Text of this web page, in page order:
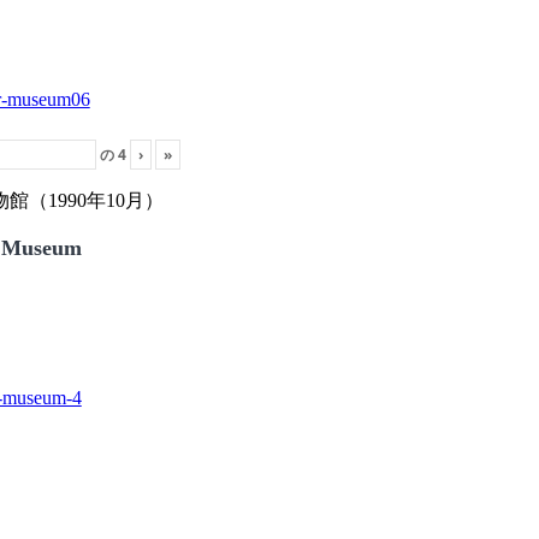
の4 › »
（1990年10月）